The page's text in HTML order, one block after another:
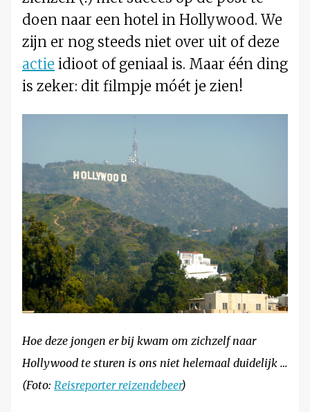
doen naar een hotel in Hollywood. We
zijn er nog steeds niet over uit of deze
actie idioot of geniaal is. Maar één ding
is zeker: dit filmpje móét je zien!
Hoe deze jongen er bij kwam om zichzelf naar
Hollywood te sturen is ons niet helemaal duidelijk …
(Foto: Reisreporter reizendebeer)